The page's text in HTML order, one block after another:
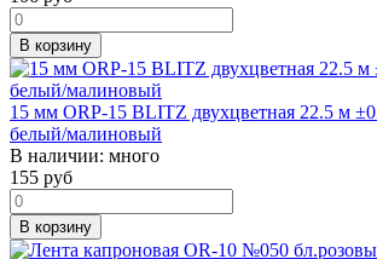
В корзину
15 мм ORP-15 BLITZ двухцветная 22.5 м
белый/малиновый
В наличии: много
155 руб
В корзину